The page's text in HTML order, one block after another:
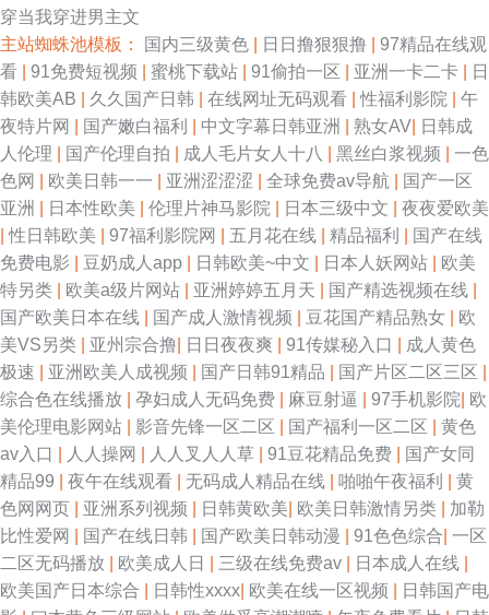
穿当我穿进男主文
主站蜘蛛池模板：
国内三级黄色 日日撸狠狠撸
97精品在线观
看
91免费短视频 蜜桃下载站 91偷拍一区 亚洲一卡二卡
日
韩欧美AB
久久国产日韩 在线网址无码观看 |性福利影院
午
夜特片网
国产嫩白福利 中文字幕日韩亚洲 熟女AV
日韩成
人伦理
国产伦理自拍 成人毛片女人十八 黑丝白浆视频
一色
色网
欧美日韩一一 亚洲涩涩涩 全球免费av导航
国产一区
亚洲
日本性欧美 伦理片神马影院 日本三级中文
夜夜爱欧美
|性日韩欧美 97福利影院网 五月花在线 精品福利
国产在线
免费电影
豆奶成人app 日韩欧美~中文 日本人妖网站
欧美
特另类
欧美a级片网站 亚洲婷婷五月天 国产精选视频在线
国产欧美日本在线
国产成人激情视频 豆花国产精品熟女
欧
美VS另类
亚州宗合撸 日日夜夜爽 91传媒秘入口
成人黄色
极速
亚洲欧美人成视频 国产日韩91精品 国产片区二区三区
综合色在线播放
孕妇成人无码免费 麻豆射逼 97手机影院 欧
美伦理电影网站
影音先锋一区二区 国产福利一区二区
黄色
av入口
人人操网 人人叉人人草 91豆花精品免费
国产女同
精品99
夜午在线观看 无码成人精品在线 啪啪午夜福利
黄
色网网页
亚洲系列视频 日韩黄欧美 欧美日韩激情另类
加勒
比性爱网
国产在线日韩 国产欧美日韩动漫 91色色综合 一区
二区无码播放
欧美成人日 三级在线免费av 日本成人在线
欧美国产日本综合
日韩性xxxx 欧美在线一区视频
日韩国产电